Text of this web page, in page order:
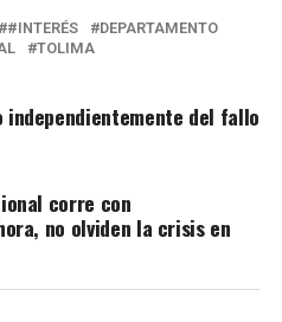
#INTERÉS
DEPARTAMENTO
TOLIMA
independientemente del fallo
corre con
no olviden la crisis en